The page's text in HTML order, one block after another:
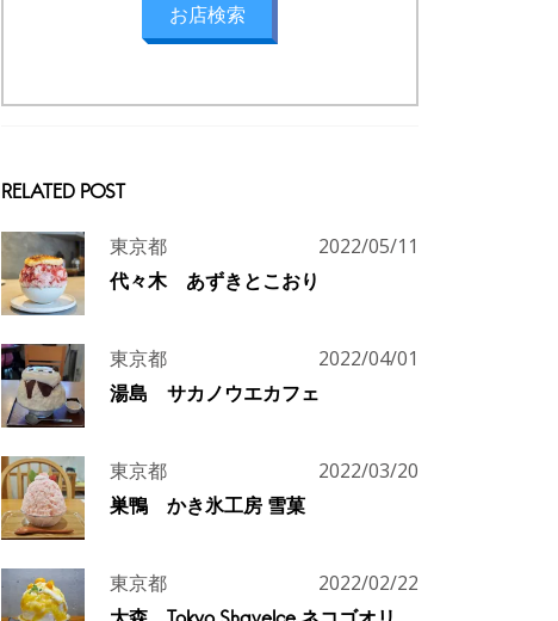
お店検索
RELATED POST
東京都 2022/05/11
代々木 あずきとこおり
東京都 2022/04/01
湯島 サカノウエカフェ
東京都 2022/03/20
巣鴨 かき氷工房 雪菓
東京都 2022/02/22